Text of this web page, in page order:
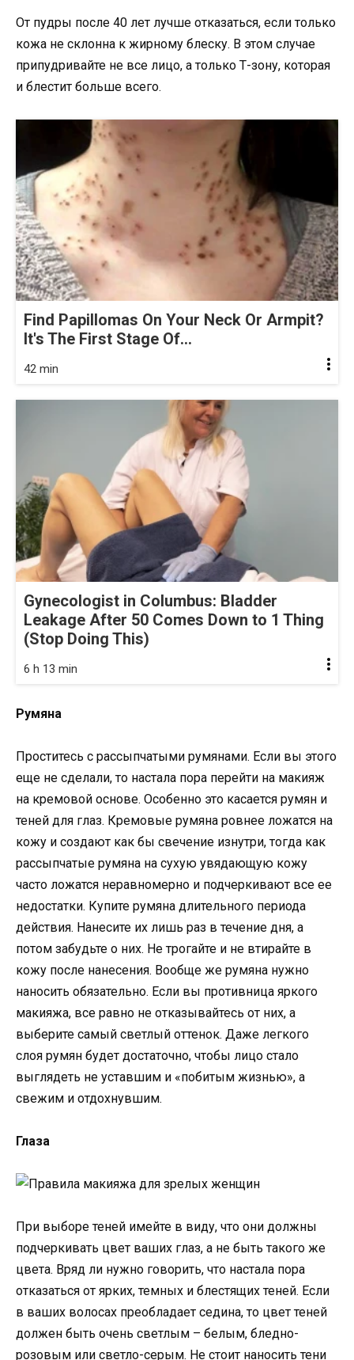
От пудры после 40 лет лучше отказаться, если только
кожа не склонна к жирному блеску. В этом случае
припудривайте не все лицо, а только Т-зону, которая
и блестит больше всего.
Find Papillomas On Your Neck Or Armpit?
It's The First Stage Of...
42 min
Gynecologist in Columbus: Bladder
Leakage After 50 Comes Down to 1 Thing
(Stop Doing This)
6 h 13 min
Румяна
Проститесь с рассыпчатыми румянами. Если вы этого
еще не сделали, то настала пора перейти на макияж
на кремовой основе. Особенно это касается румян и
теней для глаз. Кремовые румяна ровнее ложатся на
кожу и создают как бы свечение изнутри, тогда как
рассыпчатые румяна на сухую увядающую кожу
часто ложатся неравномерно и подчеркивают все ее
недостатки. Купите румяна длительного периода
действия. Нанесите их лишь раз в течение дня, а
потом забудьте о них. Не трогайте и не втирайте в
кожу после нанесения. Вообще же румяна нужно
наносить обязательно. Если вы противница яркого
макияжа, все равно не отказывайтесь от них, а
выберите самый светлый оттенок. Даже легкого
слоя румян будет достаточно, чтобы лицо стало
выглядеть не уставшим и «побитым жизнью», а
свежим и отдохнувшим.
Глаза
При выборе теней имейте в виду, что они должны
подчеркивать цвет ваших глаз, а не быть такого же
цвета. Вряд ли нужно говорить, что настала пора
отказаться от ярких, темных и блестящих теней. Если
в ваших волосах преобладает седина, то цвет теней
должен быть очень светлым – белым, бледно-
розовым или светло-серым. Не стоит наносить тени